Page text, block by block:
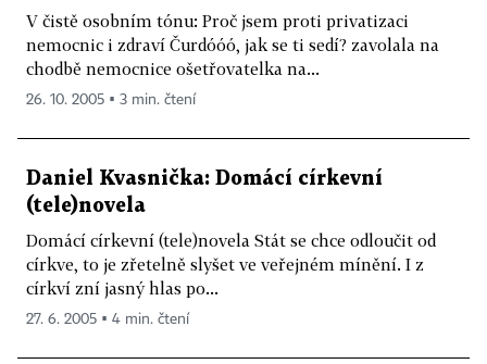
V čistě osobním tónu: Proč jsem proti privatizaci
nemocnic i zdraví Čurdóóó, jak se ti sedí? zavolala na
chodbě nemocnice ošetřovatelka na...
26. 10. 2005 ▪ 3 min. čtení
Daniel Kvasnička: Domácí církevní
(tele)novela
Domácí církevní (tele)novela Stát se chce odloučit od
církve, to je zřetelně slyšet ve veřejném mínění. I z
církví zní jasný hlas po...
27. 6. 2005 ▪ 4 min. čtení